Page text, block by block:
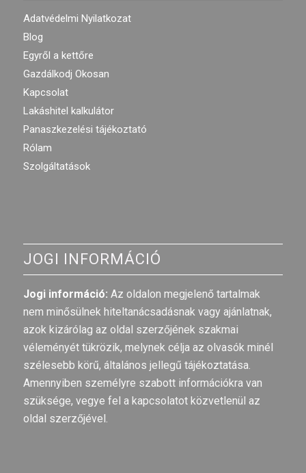
Adatvédelmi Nyilatkozat
Blog
Egyről a kettőre
Gazdálkodj Okosan
Kapcsolat
Lakáshitel kalkulátor
Panaszkezelési tájékoztató
Rólam
Szolgáltatások
JOGI INFORMÁCIÓ
Jogi információ: Az oldalon megjelenő tartalmak
nem minősülnek hiteltanácsadásnak vagy ajánlatnak,
azok kizárólag az oldal szerzőjének szakmai
véleményét tükrözik, melynek célja az olvasók minél
szélesebb körű, általános jellegű tájékoztatása.
Amennyiben személyre szabott információkra van
szüksége, vegye fel a kapcsolatot közvetlenül az
oldal szerzőjével.